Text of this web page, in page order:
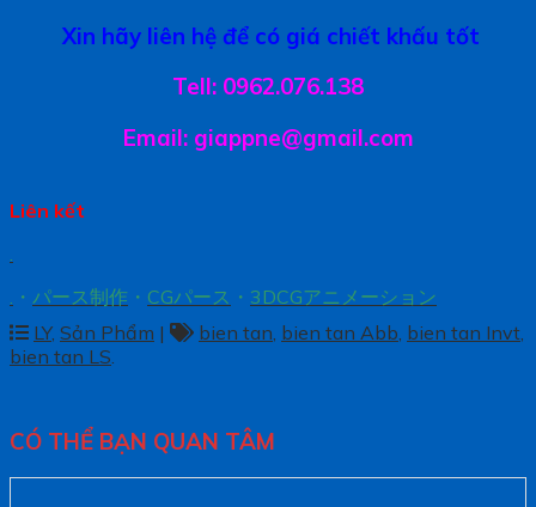
Xin hãy liên hệ để có giá chiết khấu tốt
Tell: 0962.076.138
Email: giappne@gmail.com
Liên kết
・ パース制作 ・ CGパース ・ 3DCGアニメーション
LY, Sản Phẩm | bien tan bien tan Abb bien tan Invt
bien tan LS
CÓ THỂ BẠN QUAN TÂM